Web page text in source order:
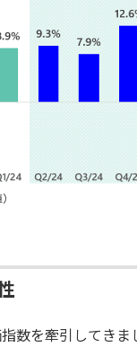
数を牽引してきま